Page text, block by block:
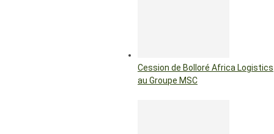
Cession de Bolloré Africa Logistics
au Groupe MSC